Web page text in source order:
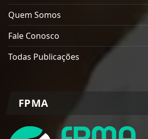
Quem Somos
Fale Conosco
Todas Publicações
FPMA